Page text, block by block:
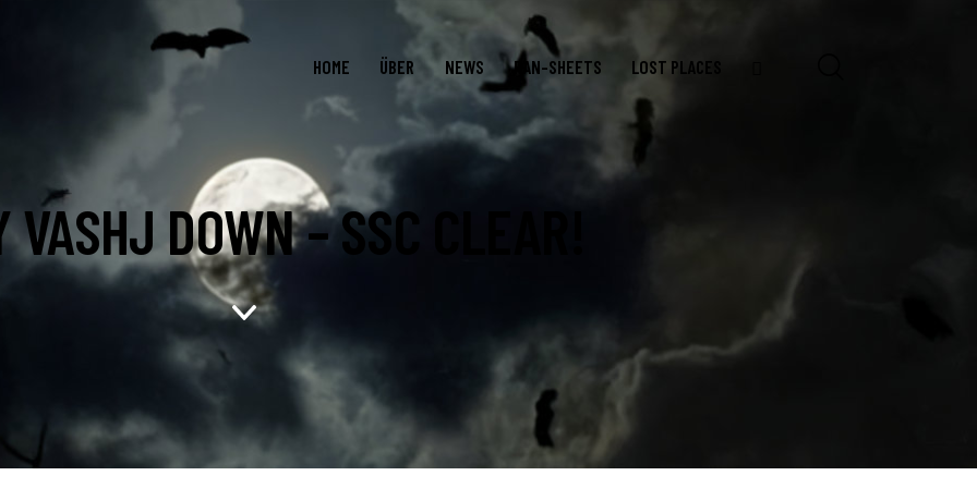
HOME ÜBER NEWS RAN-SHEETS LOST PLACES
DOWN – SSC CLEAR!